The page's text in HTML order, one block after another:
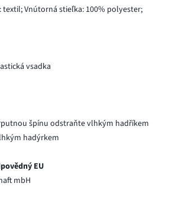
textil; Vnútorná stieľka: 100% polyester;
vsadka
špínu odstraňte vlhkým hadříkem
hadýrkem
EU
mbH